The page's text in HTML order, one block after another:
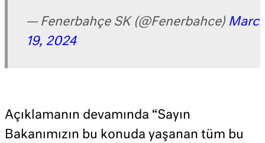
— Fenerbahçe SK (@Fenerbahce)
19, 2024
Açıklamanın devamında “Sayın
Bakanımızın bu konuda yaşanan tüm bu